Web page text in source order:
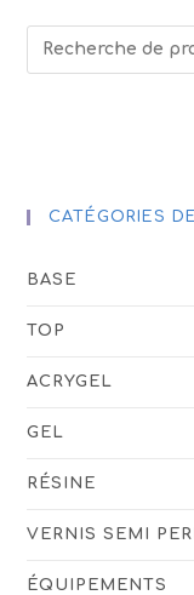
CATÉGORIES
BASE
TOP
ACRYGEL
GEL
RÉSINE
VERNIS SEMI
ÉQUIPEMENTS